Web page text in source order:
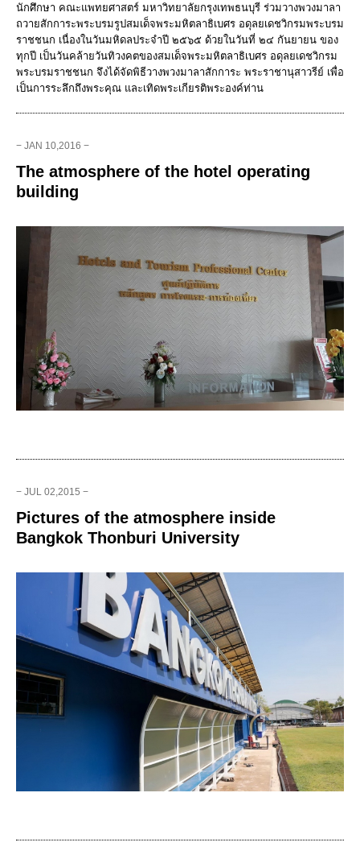
นักศึกษา คณะแพทยศาสตร์ มหาวิทยาลัยกรุงเทพธนบุรี ร่วมวางพวงมาลา
ถวายสักการะพระบรมรูปสมเด็จพระมหิตลาธิเบศร อดุลยเดชวิกรมพระบรม
ราชชนก เนื่องในวันมหิดลประจำปี ๒๕๖๕ ด้วยในวันที่ ๒๔ กันยายน ของ
ทุกปี เป็นวันคล้ายวันทิวงคตของสมเด็จพระมหิตลาธิเบศร อดุลยเดชวิกรม
พระบรมราชชนก จึงได้จัดพิธีวางพวงมาลาสักการะ พระราชานุสาวรีย์ เพื่อ
เป็นการระลึกถึงพระคุณ และเทิดพระเกียรติพระองค์ท่าน
− JAN 10,2016 −
The atmosphere of the hotel operating
building
− JUL 02,2015 −
Pictures of the atmosphere inside
Bangkok Thonburi University